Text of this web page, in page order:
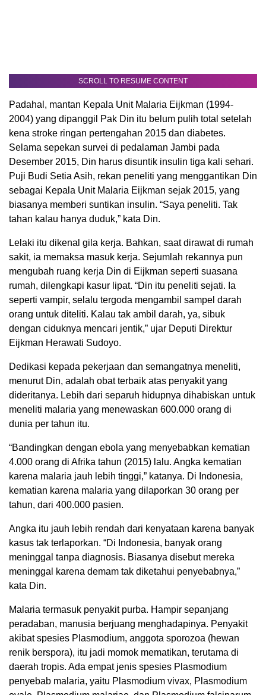
SCROLL TO RESUME CONTENT
Padahal, mantan Kepala Unit Malaria Eijkman (1994-
2004) yang dipanggil Pak Din itu belum pulih total setelah
kena stroke ringan pertengahan 2015 dan diabetes.
Selama sepekan survei di pedalaman Jambi pada
Desember 2015, Din harus disuntik insulin tiga kali sehari.
Puji Budi Setia Asih, rekan peneliti yang menggantikan Din
sebagai Kepala Unit Malaria Eijkman sejak 2015, yang
biasanya memberi suntikan insulin. “Saya peneliti. Tak
tahan kalau hanya duduk,” kata Din.
Lelaki itu dikenal gila kerja. Bahkan, saat dirawat di rumah
sakit, ia memaksa masuk kerja. Sejumlah rekannya pun
mengubah ruang kerja Din di Eijkman seperti suasana
rumah, dilengkapi kasur lipat. “Din itu peneliti sejati. Ia
seperti vampir, selalu tergoda mengambil sampel darah
orang untuk diteliti. Kalau tak ambil darah, ya, sibuk
dengan ciduknya mencari jentik,” ujar Deputi Direktur
Eijkman Herawati Sudoyo.
Dedikasi kepada pekerjaan dan semangatnya meneliti,
menurut Din, adalah obat terbaik atas penyakit yang
dideritanya. Lebih dari separuh hidupnya dihabiskan untuk
meneliti malaria yang menewaskan 600.000 orang di
dunia per tahun itu.
“Bandingkan dengan ebola yang menyebabkan kematian
4.000 orang di Afrika tahun (2015) lalu. Angka kematian
karena malaria jauh lebih tinggi,” katanya. Di Indonesia,
kematian karena malaria yang dilaporkan 30 orang per
tahun, dari 400.000 pasien.
Angka itu jauh lebih rendah dari kenyataan karena banyak
kasus tak terlaporkan. “Di Indonesia, banyak orang
meninggal tanpa diagnosis. Biasanya disebut mereka
meninggal karena demam tak diketahui penyebabnya,”
kata Din.
Malaria termasuk penyakit purba. Hampir sepanjang
peradaban, manusia berjuang menghadapinya. Penyakit
akibat spesies Plasmodium, anggota sporozoa (hewan
renik berspora), itu jadi momok mematikan, terutama di
daerah tropis. Ada empat jenis spesies Plasmodium
penyebab malaria, yaitu Plasmodium vivax, Plasmodium